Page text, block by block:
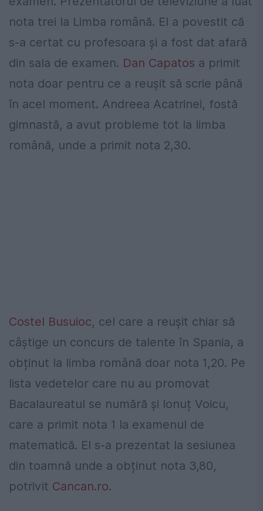
nota trei la Limba română. El a povestit că
s-a certat cu profesoara și a fost dat afară
din sala de examen. Dan Capatos a primit
nota doar pentru ce a reușit să scrie până
în acel moment. Andreea Acatrinei, fostă
gimnastă, a avut probleme tot la limba
română, unde a primit nota 2,30.
Costel Busuioc, cel care a reușit chiar să
câștige un concurs de talente în Spania, a
obținut la limba română doar nota 1,20. Pe
lista vedetelor care nu au promovat
Bacalaureatul se numără și Ionuț Voicu,
care a primit nota 1 la examenul de
matematică. El s-a prezentat la sesiunea
din toamnă unde a obținut nota 3,80,
potrivit Cancan.ro.